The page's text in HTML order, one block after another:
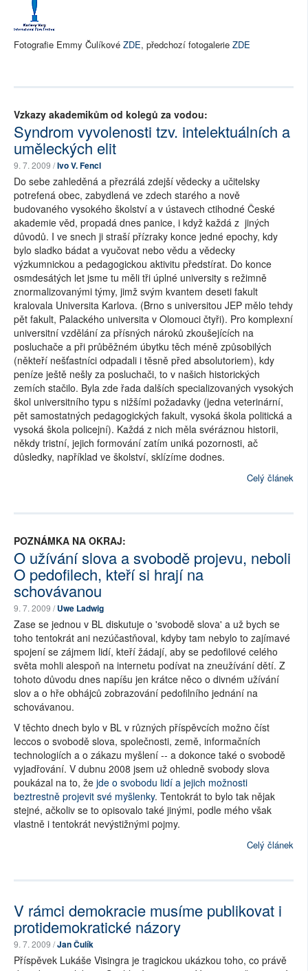
Fotografie Emmy Čulíkové ZDE, předchozí fotogalerie ZDE
Vzkazy akademikům od kolegů za vodou:
Syndrom vyvolenosti tzv. intelektuálních a
uměleckých elit
9. 7. 2009 /Ivo V. Fencl
Do sebe zahleděná a přezrálá zdejší vědecky a učitelsky
potrefená obec, zabydlená ve zdech starého a nově
budovaného vysokého školství a v ústavech ctihodné České
akademie věd, propadá dnes panice, i když každá z jiných
důvodů. I ve snech ji straší přízraky konce jedné epochy, kdy
bylo sladko bádat a vyučovat nebo vědu a vědecky
výzkumnickou a pedagogickou aktivitu předstírat. Do konce
osmdesátých let jsme tu měli tři úplné university s režimně
znormalizovanými týmy, jimž svým kvantem deseti fakult
kralovala Universita Karlova. (Brno s universitou JEP mělo tehdy
pět fakult, Palackého universita v Olomouci čtyři). Pro komplexní
universitní vzdělání za přísných nároků zkoušejících na
posluchače a při průběžném úbytku těch méně způsobilých
(někteří nešťastníci odpadali i těsně před absolutoriem), kdy
peníze ještě nešly za posluchači, to v našich historických
zemích stačilo. Byla zde řada dalších specializovaných vysokých
škol universitního typu s nižšími požadavky (jedna veterinární,
pět samostatných pedagogických fakult, vysoká škola politická a
vysoká škola policejní). Každá z nich měla svéráznou historii,
někdy tristní, jejich formování zatím uniká pozornosti, ač
důsledky, například ve školství, sklízíme dodnes.
Celý článek
POZNÁMKA NA OKRAJ:
O užívání slova a svobodě projevu, neboli
O pedofilech, kteří si hrají na
schovávanou
9. 7. 2009 /Uwe Ladwig
Zase se jednou v BL diskutuje o 'svobodě slova' a už bych se
toho tentokrát ani nezúčastňoval, kdyby tam nebylo to zajímavé
spojení se zájmem lidí, kteří žádají, aby se pedofilové celého
světa mohli alespoň na internetu podívat na zneužívání dětí. Z
tohoto důvodu dnes napíšu jen krátce něco o divném užívání
slov a o hře obhájců zobrazování pedofilního jednání na
schovávanou.
V těchto dnech bylo v BL v různých příspěvcích možno číst
leccos o svobodě slova, společnosti, země, informačních
technologiích a o zákazu myšlení -- a dokonce také o svobodě
vyjadřování. V dubnu 2008 jsem už ohledně svobody slova
poukázal na to, že jde o svobodu lidí a jejich možnosti
beztrestně projevit své myšlenky. Tentokrát to bylo tak nějak
stejné, ačkoliv se to opisovalo také jinými, podle mého však
vlastně i tentokrát nevýstižnými pojmy.
Celý článek
V rámci demokracie musíme publikovat i
protidemokratické názory
9. 7. 2009 /Jan Čulík
Příspěvek Lukáše Visingra je tragickou ukázkou toho, co právě